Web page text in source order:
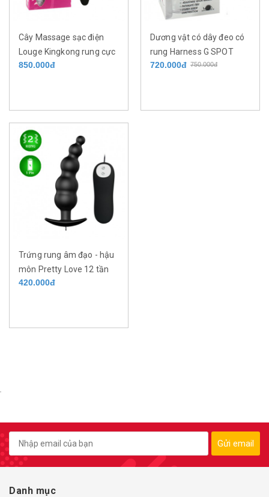
Cây Massage sạc điện
Louge Kingkong rung cực
mạnh kích thích điểm G
850.000đ
Dương vật có dây đeo có
rung Harness G SPOT
DONG dành cho các bạn
750.000đ
720.000đ
Trứng rung âm đạo - hậu
môn Pretty Love 12 tần
số rung
420.000đ
Gửi email
Danh mục